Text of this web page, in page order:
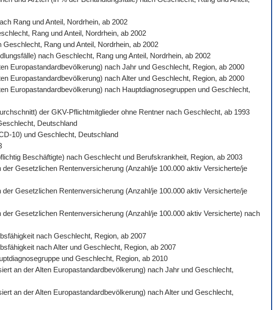
Rang und Anteil, Nordrhein, ab 2002
Rang und Anteil, Nordrhein, ab 2002
Rang und Anteil, Nordrhein, ab 2002
nach Geschlecht, Rang ung Anteil, Nordrhein, ab 2002
Europastandardbevölkerung) nach Jahr und Geschlecht, Region, ab 2000
Europastandardbevölkerung) nach Alter und Geschlecht, Region, ab 2000
Europastandardbevölkerung) nach Hauptdiagnosegruppen und Geschlecht,
der GKV-Pflichtmitglieder ohne Rentner nach Geschlecht, ab 1993
Deutschland
10) und Geschlecht, Deutschland
Beschäftigte) nach Geschlecht und Berufskrankheit, Region, ab 2003
Gesetzlichen Rentenversicherung (Anzahl/je 100.000 aktiv Versicherte/je
Gesetzlichen Rentenversicherung (Anzahl/je 100.000 aktiv Versicherte/je
Gesetzlichen Rentenversicherung (Anzahl/je 100.000 aktiv Versicherte) nach
nach Geschlecht, Region, ab 2007
nach Alter und Geschlecht, Region, ab 2007
und Geschlecht, Region, ab 2010
an der Alten Europastandardbevölkerung) nach Jahr und Geschlecht,
an der Alten Europastandardbevölkerung) nach Alter und Geschlecht,